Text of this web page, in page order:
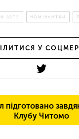
ARTS НОМІНАНТКИ
У
підготовано
Клубу Читомо